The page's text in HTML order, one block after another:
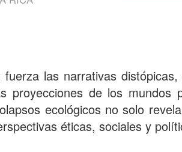
las narrativas
de los mundos
ecológicos no solo
éticas, sociales y